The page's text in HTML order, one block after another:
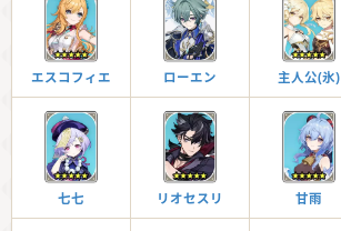
エスコフィエ ローエン 主人公(氷)
七七 リオセスリ 甘雨